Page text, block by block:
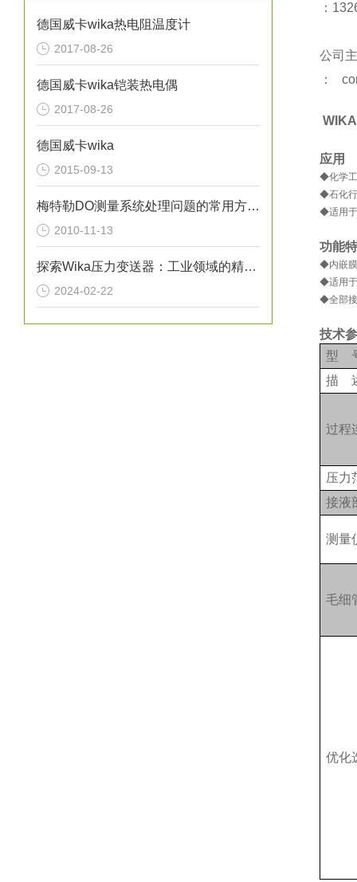
德国威卡wika热电阻温度计
2017-08-26
德国威卡wika铠装热电偶
2017-08-26
德国威卡wika
2015-09-13
梅特勒DO测量系统处理问题的常用方法（图）
2010-11-13
探索Wika压力变送器：工业领域的精准监控者
2024-02-22
： 1
公司
：
WIKA
应用
◆化学
◆石化
◆适用于
功能
◆内嵌
◆适用于
◆全部接
技术
型
描
过程
压力
接液
测量
毛细
优化